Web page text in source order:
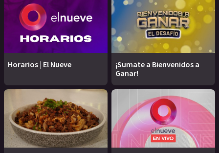
Horarios | El Nueve
¡Sumate a Bienvenidos a
Ganar!